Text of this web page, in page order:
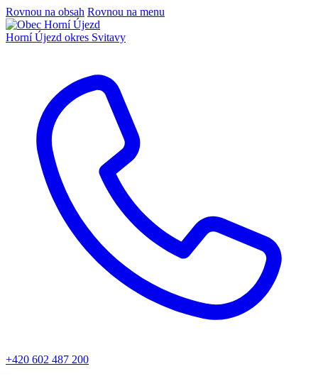
Rovnou na obsah Rovnou na menu
Horní Újezd okres Svitavy
+420 602 487 200